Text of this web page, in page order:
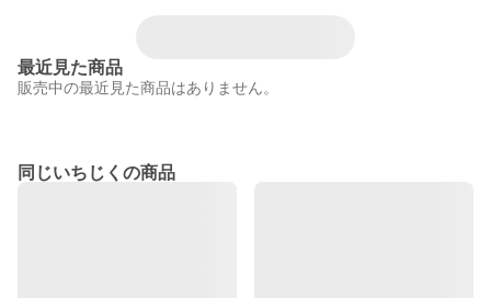
最近見た商品
販売中の最近見た商品はありません。
同じいちじくの商品